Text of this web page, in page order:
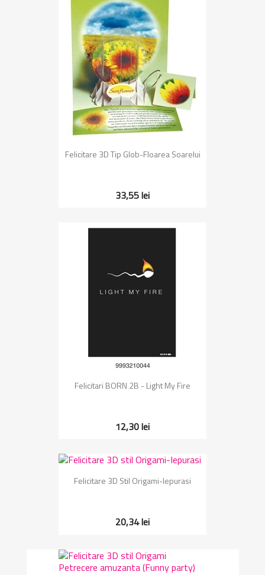
Felicitare 3D Tip Glob-Floarea Soarelui
33,55 lei
Felicitari BORN 2B - Light My Fire
12,30 lei
Felicitare 3D Stil Origami-Iepurasi
20,34 lei